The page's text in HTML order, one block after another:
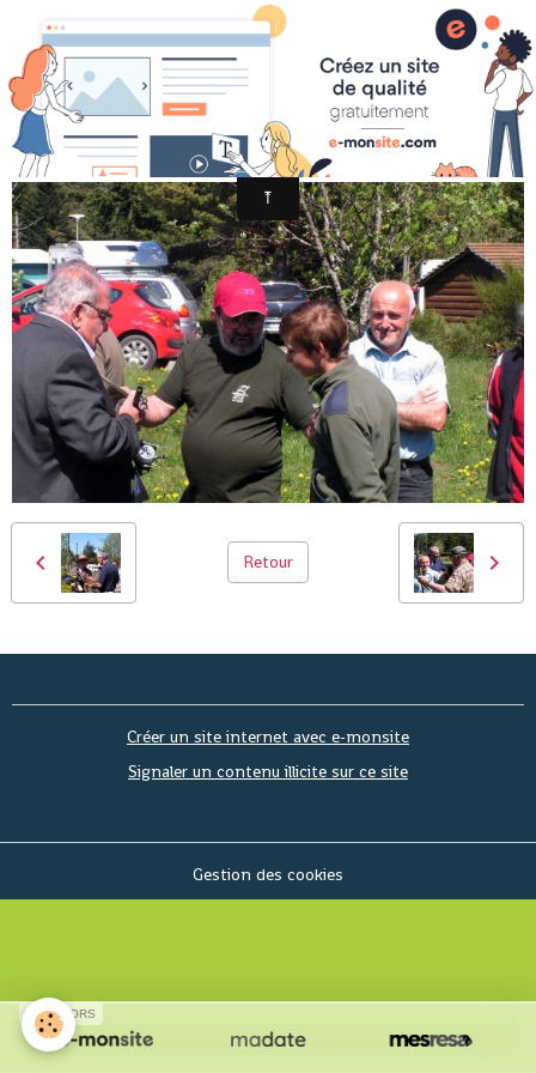
CONCOURS CAMPRIEU 2010
Retour
Créer un site internet avec e-monsite
Signaler un contenu illicite sur ce site
Gestion des cookies
SPONSORS